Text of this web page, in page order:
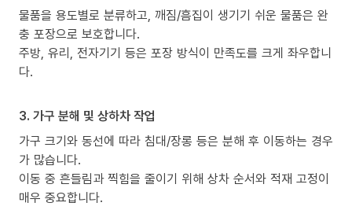
물품을 용도별로 분류하고, 깨짐/흠집이 생기기 쉬운 물품은 완
충 포장으로 보호합니다.
주방, 유리, 전자기기 등은 포장 방식이 만족도를 크게 좌우합니
다.
3. 가구 분해 및 상하차 작업
가구 크기와 동선에 따라 침대/장롱 등은 분해 후 이동하는 경우
가 많습니다.
이동 중 흔들림과 찍힘을 줄이기 위해 상차 순서와 적재 고정이
매우 중요합니다.